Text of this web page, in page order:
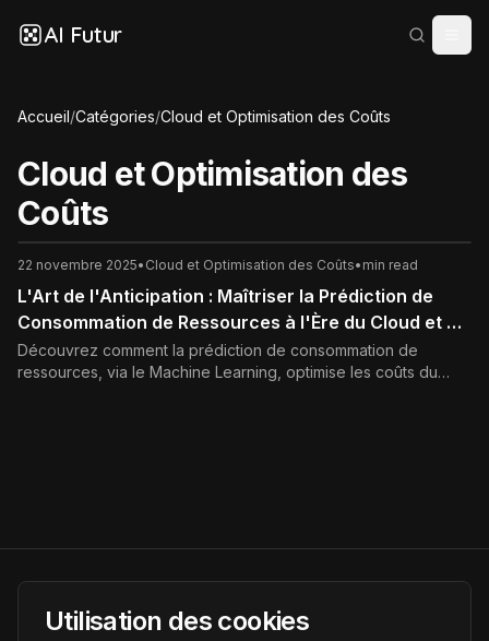
AI Futur
Accueil/Catégories/Cloud et Optimisation des Coûts
Cloud et Optimisation des
Coûts
22 novembre 2025• Cloud et Optimisation des Coûts• min read
L'Art de l'Anticipation : Maîtriser la Prédiction de
Consommation de Ressources à l'Ère du Cloud et de
l'IA
Découvrez comment la prédiction de consommation de
ressources, via le Machine Learning, optimise les coûts du
AI Futur
Utilisation des cookies